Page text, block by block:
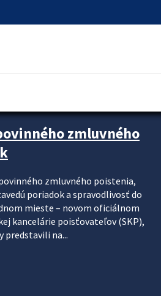
zmluvného
zmluvného poistenia,
poriadok a spravodlivosť do
mieste – novom oficiálnom
kancelárie poisťovateľov (SKP),
predstavili na...